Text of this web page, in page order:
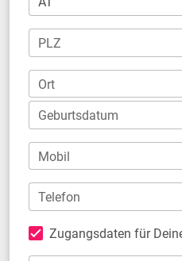
PLZ
Ort
Geburtsdatum
Mobil
Telefon
Zugangsdaten für